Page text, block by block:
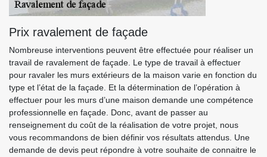
Prix ravalement de façade
Nombreuse interventions peuvent être effectuée pour réaliser un
travail de ravalement de façade. Le type de travail à effectuer
pour ravaler les murs extérieurs de la maison varie en fonction du
type et l’état de la façade. Et la détermination de l’opération à
effectuer pour les murs d’une maison demande une compétence
professionnelle en façade. Donc, avant de passer au
renseignement du coût de la réalisation de votre projet, nous
vous recommandons de bien définir vos résultats attendus. Une
demande de devis peut répondre à votre souhaite de connaitre le